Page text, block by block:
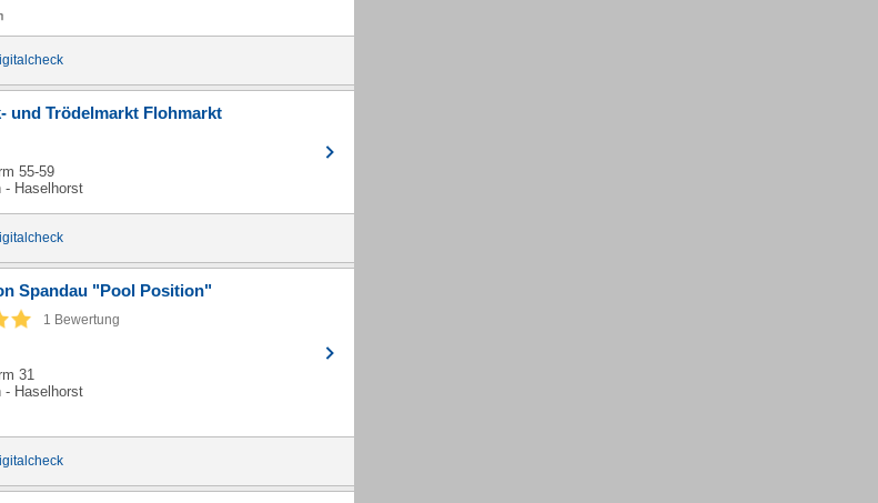
und Trödelmarkt Flohmarkt
55-59
- Haselhorst
Spandau "Pool Position"
1 Bewertung
31
- Haselhorst